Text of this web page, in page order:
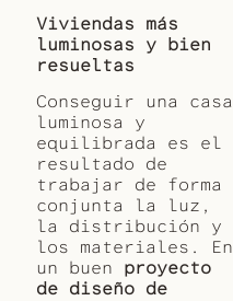
Viviendas más
luminosas y bien
resueltas
Conseguir una casa
luminosa y
equilibrada es el
resultado de
trabajar de forma
conjunta la luz,
la distribución y
los materiales. En
un buen proyecto
de diseño de